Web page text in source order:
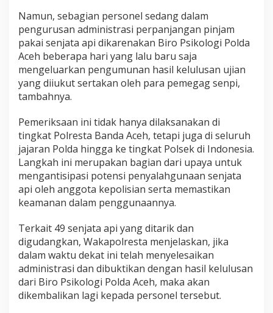
Namun, sebagian personel sedang dalam
pengurusan administrasi perpanjangan pinjam
pakai senjata api dikarenakan Biro Psikologi Polda
Aceh beberapa hari yang lalu baru saja
mengeluarkan pengumunan hasil kelulusan ujian
yang diiukut sertakan oleh para pemegag senpi,
tambahnya.
Pemeriksaan ini tidak hanya dilaksanakan di
tingkat Polresta Banda Aceh, tetapi juga di seluruh
jajaran Polda hingga ke tingkat Polsek di Indonesia.
Langkah ini merupakan bagian dari upaya untuk
mengantisipasi potensi penyalahgunaan senjata
api oleh anggota kepolisian serta memastikan
keamanan dalam penggunaannya.
Terkait 49 senjata api yang ditarik dan
digudangkan, Wakapolresta menjelaskan, jika
dalam waktu dekat ini telah menyelesaikan
administrasi dan dibuktikan dengan hasil kelulusan
dari Biro Psikologi Polda Aceh, maka akan
dikembalikan lagi kepada personel tersebut.